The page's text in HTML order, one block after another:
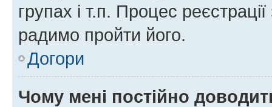
групах і т.п. Процес
радимо пройти його.
Догори
Чому мені постійно